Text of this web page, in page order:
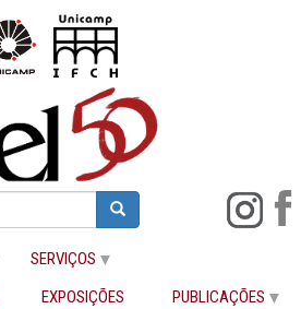
Search
SERVIÇOS
EXPOSIÇÕES
PUBLICAÇÕES